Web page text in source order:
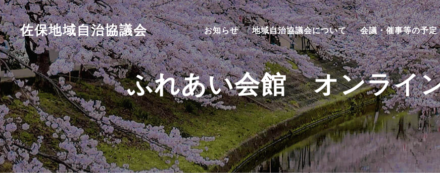
佐保地域自治協議会 お知らせ 地域自治協議会について 会議・催事等の予定
ふれあい会館 オンライ